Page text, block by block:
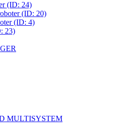
(ID: 24)
(ID: 20)
(ID: 4)
23)
MULTISYSTEM